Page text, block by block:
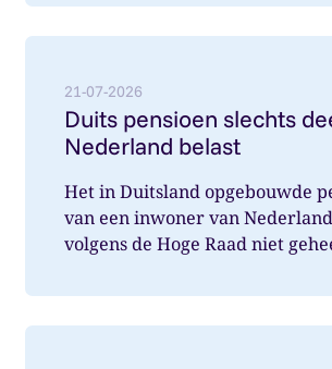
21-07-2026
Duits pensioen slechts
Nederland belast
Het in Duitsland opgebouwde
van een inwoner van
volgens de Hoge Raad niet